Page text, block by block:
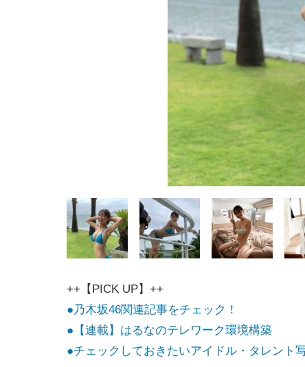
++【PICK UP】++
●乃木坂46関連記事をチェック！
●【連載】はるなのテレワーク環境構築
●チェックしておきたいアイドル・タレント